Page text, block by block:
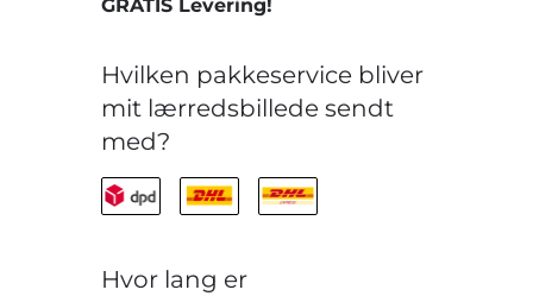
GRATIS Levering!
Hvilken pakkeservice bliver
mit lærredsbillede sendt
med?
Hvor lang er